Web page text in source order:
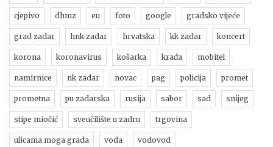
cjepivo dhmz eu foto google gradsko vijeće
grad zadar hnk zadar hrvatska kk zadar koncert
korona koronavirus košarka krađa mobitel
namirnice nk zadar novac pag policija promet
prometna pu zadarska rusija sabor sad snijeg
stipe miočić sveučilište u zadru trgovina
ulicama moga grada voda vodovod